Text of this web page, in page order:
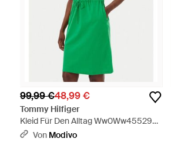
99,99 €48,99 €
Tommy Hilfiger
Kleid Für Den Alltag Ww0Ww45529
Regular Fit - Grün
Von Modivo